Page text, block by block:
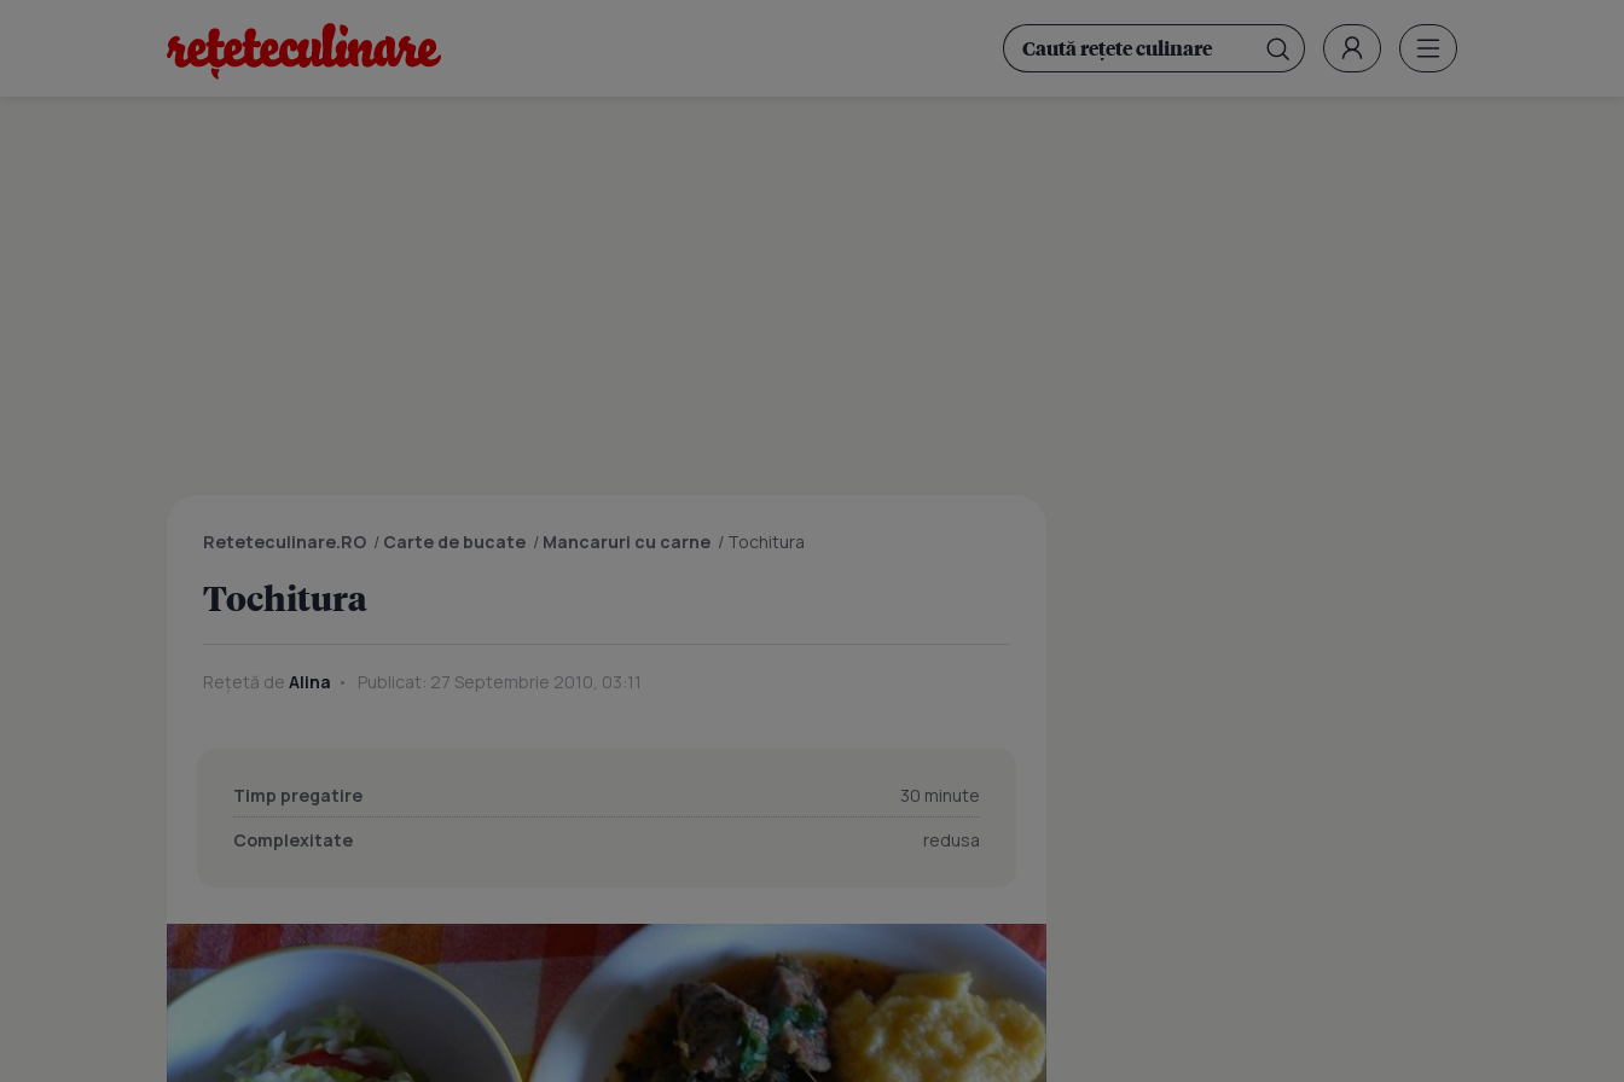
Reteteculinare.RO / Carte de bucate / Mancaruri cu carne / Tochitura
Tochitura
Rețetă de Alina Publicat: 27 Septembrie 2010, 03:11
Timp pregatire
30 minute
Complexitate
redusa